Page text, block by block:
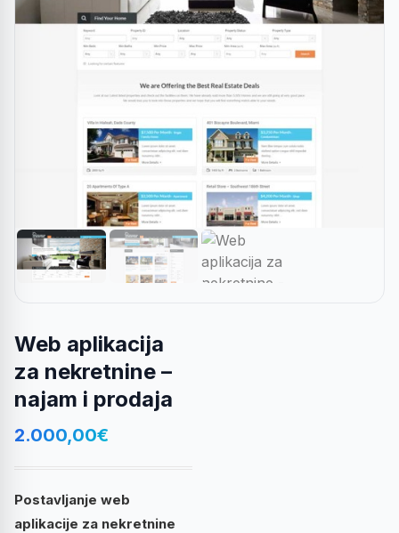
Web aplikacija
za nekretnine –
najam i prodaja
2.000,00€
Postavljanje web
aplikacije za nekretnine